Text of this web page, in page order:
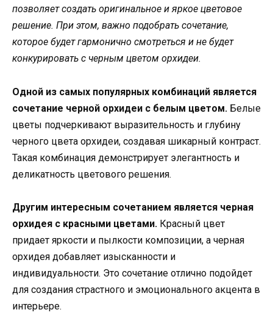
позволяет создать оригинальное и яркое цветовое
решение. При этом, важно подобрать сочетание,
которое будет гармонично смотреться и не будет
конкурировать с черным цветом орхидеи.
Одной из самых популярных комбинаций является
сочетание черной орхидеи с белым цветом. Белые
цветы подчеркивают выразительность и глубину
черного цвета орхидеи, создавая шикарный контраст.
Такая комбинация демонстрирует элегантность и
деликатность цветового решения.
Другим интересным сочетанием является черная
орхидея с красными цветами. Красный цвет
придает яркости и пылкости композиции, а черная
орхидея добавляет изысканности и
индивидуальности. Это сочетание отлично подойдет
для создания страстного и эмоционального акцента в
интерьере.